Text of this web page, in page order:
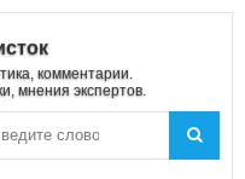
комментарии.
мнения экспертов.